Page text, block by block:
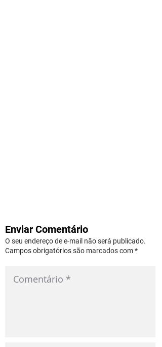
Enviar Comentário
O seu endereço de e-mail não será publicado.
Campos obrigatórios são marcados com *